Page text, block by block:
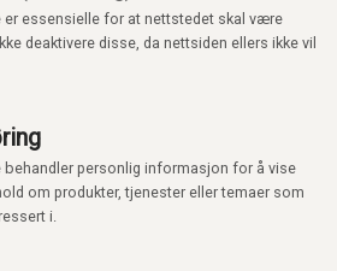
er essensielle for at nettstedet skal være
deaktivere disse, da nettsiden ellers ikke vil
behandler personlig informasjon for å vise
om produkter, tjenester eller temaer som
i.